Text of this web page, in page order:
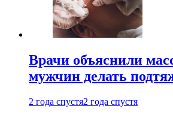
Врачи объяснили
мужчин делать
2 года спустя2 года спустя